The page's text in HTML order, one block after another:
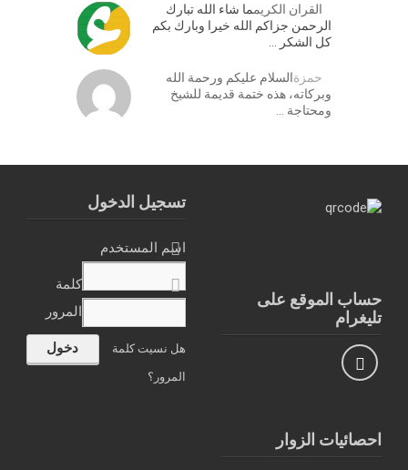
القران الكريمما شاء الله تبارك
الرحمن جزاكم الله خيرا وبارك بكم
كل الشكر …
حمزةالسلام عليكم ورحمة الله
وبركاته، هذه ختمة قديمة للشيخ
ومحتاجة …
تسجيل الدخول
اسم المستخدم
كلمة
المرور
هل نسيت كلمة
المرور؟
حساب الموقع على
تليغرام
احصائيات الزوار